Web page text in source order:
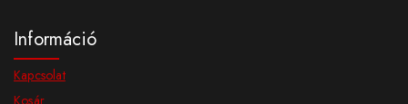
Információ
Kapcsolat